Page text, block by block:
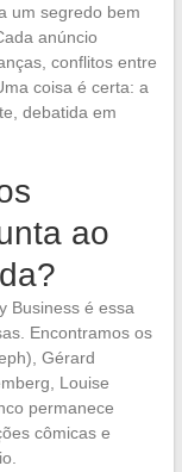
um segredo bem
anúncio
conflitos entre
coisa é certa: a
debatida em
ao
Business é essa
Encontramos os
Gérard
Louise
permanece
cômicas e